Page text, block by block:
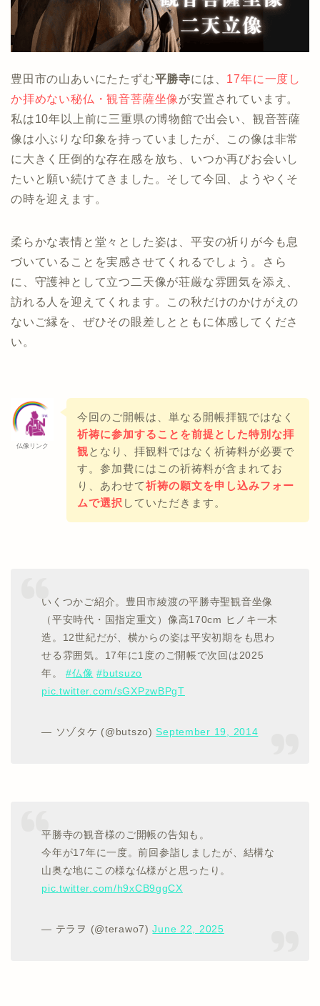
豊田市の山あいにたたずむ平勝寺には、 17年に一度し
か拝めない秘仏・観音菩薩坐像 が安置されています。
私は10年以上前に三重県の博物館で出会い、観音菩薩
像は小ぶりな印象を持っていましたが、この像は非常
に大きく圧倒的な存在感を放ち、いつか再びお会いし
たいと願い続けてきました。そして今回、ようやくそ
の時を迎えます。
柔らかな表情と堂々とした姿は、平安の祈りが今も息
づいていることを実感させてくれるでしょう。さら
に、守護神として立つ二天像が荘厳な雰囲気を添え、
訪れる人を迎えてくれます。この秋だけのかけがえの
ないご縁を、ぜひその眼差しとともに体感してくださ
い。
仏像リンク
今回のご開帳は、単なる開帳拝観ではなく
祈祷に参加することを前提とした特別な拝
観となり、拝観料ではなく祈祷料が必要で
す。参加費にはこの祈祷料が含まれてお
り、あわせて祈祷の願文を申し込みフォー
ムで選択 していただきます。
いくつかご紹介。豊田市綾渡の平勝寺聖観音坐像
（平安時代・国指定重文）像高170cm ヒノキ一木
造。12世紀だが、横からの姿は平安初期をも思わ
せる雰囲気。17年に1度のご開帳で次回は2025
年。#仏像 #butsuzo
pic.twitter.com/sGXPzwBPgT
— ソゾタケ (@butszo)September 19, 2014
平勝寺の観音様のご開帳の告知も。
今年が17年に一度。前回参詣しましたが、結構な
山奥な地にこの様な仏様がと思ったり。
pic.twitter.com/h9xCB9ggCX
— テラヲ (@terawo7)June 22, 2025